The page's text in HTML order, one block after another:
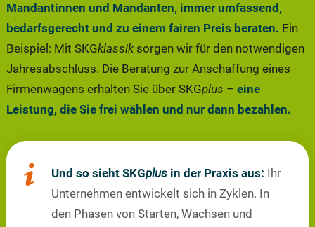
Mandantinnen und Mandanten, immer umfassend,
bedarfsgerecht und zu einem fairen Preis beraten. Ein
Beispiel: Mit SKGklassiksorgen wir für den notwendigen
Jahresabschluss. Die Beratung zur Anschaffung eines
Firmenwagens erhalten Sie über SKGplus – eine
Leistung, die Sie frei wählen und nur dann bezahlen.
Und so sieht SKGplusin der Praxis aus: Ihr
Unternehmen entwickelt sich in Zyklen. In
den Phasen von Starten, Wachsen und